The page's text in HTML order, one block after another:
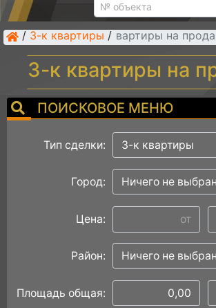
/ 3-к квартиры /
3-к квартиры на
ПОИСКОВОЕ МЕНЮ
Тип сделки: 3-к квартиры
Город: Ничего не
Цена:
Район: Ничего не
Площадь общая: